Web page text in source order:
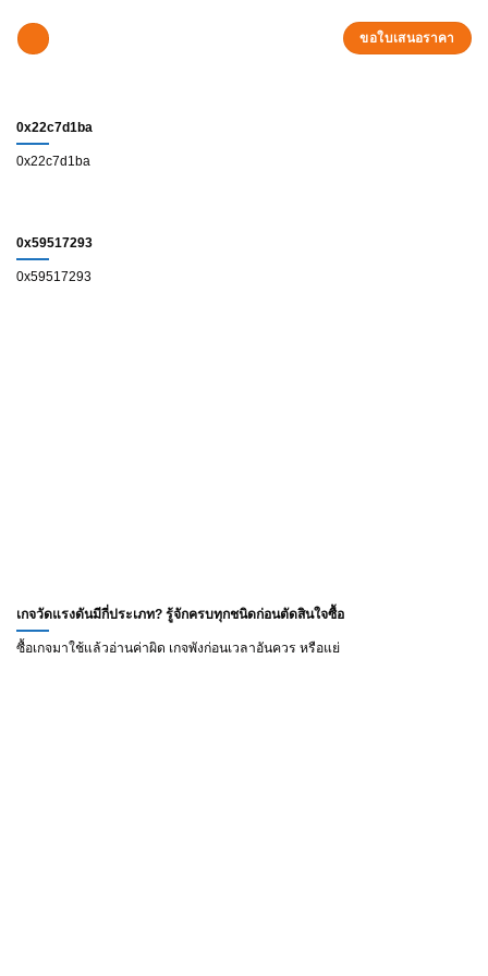
ขอใบเสนอราคา
0x22c7d1ba
0x22c7d1ba
0x59517293
0x59517293
เกจวัดแรงดันมีกี่ประเภท? รู้จักครบทุกชนิดก่อนตัดสินใจซื้อ
ซื้อเกจมาใช้แล้วอ่านค่าผิด เกจพังก่อนเวลาอันควร หรือแย่